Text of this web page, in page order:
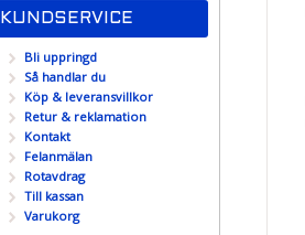
KUNDSERVICE
Bli uppringd
Så handlar du
Köp & leveransvillkor
Retur & reklamation
Kontakt
Felanmälan
Rotavdrag
Till kassan
Varukorg